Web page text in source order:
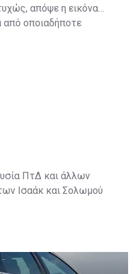
απόψε η εικόνα
από οποιαδήποτε
ΠτΔ και άλλων
Ισαάκ και Σολωμού